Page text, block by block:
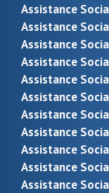
Assistance
Assistance
Assistance
Assistance
Assistance
Assistance
Assistance
Assistance
Assistance
Assistance
Assistance